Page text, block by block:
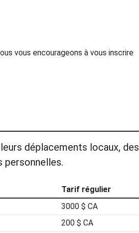
vous encourageons à vous inscrire
déplacements locaux, des
personnelles.
Tarif régulier
3000 $ CA
200 $ CA